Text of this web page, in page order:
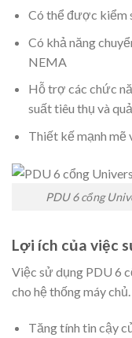
Có thể được kiểm
Có khả năng
NEMA
Hỗ trợ các chức
suất tiêu thụ và
Thiết kế mạnh mẽ
PDU 6 cổng
Lợi ích của việc
Việc sử dụng PDU 6
cho hệ thống máy
Tăng tính tin cậy